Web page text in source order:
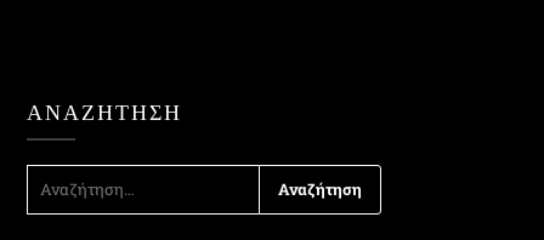
ΑΝΑΖΉΤΗΣΗ
ΑΝΑΖΉΤΗΣΗ
ΓΙΑ: